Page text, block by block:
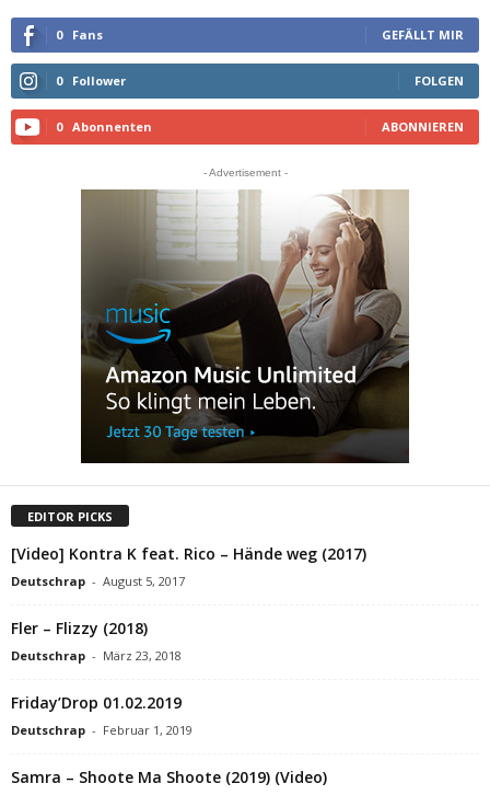
0 Fans GEFÄLLT MIR
0 Follower FOLGEN
0 Abonnenten ABONNIEREN
- Advertisement -
EDITOR PICKS
[Video] Kontra K feat. Rico – Hände weg (2017)
Deutschrap - August 5, 2017
Fler – Flizzy (2018)
Deutschrap - März 23, 2018
Friday’Drop 01.02.2019
Deutschrap - Februar 1, 2019
Samra – Shoote Ma Shoote (2019) (Video)